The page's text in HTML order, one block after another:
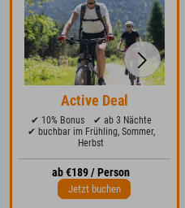
Active Deal
✔ 10% Bonus
✔ ab 3 Nächte
✔ buchbar im Frühling, Sommer,
Herbst
ab €189 / Person
Jetzt buchen